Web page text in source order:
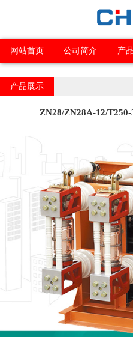
网站首页 公司简介 产
产品展示
ZN28/ZN28A-12/